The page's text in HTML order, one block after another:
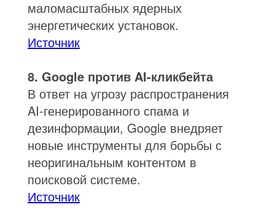
маломасштабных ядерных
энергетических установок.
Источник
8. Google против AI-кликбейта
В ответ на угрозу распространения
AI-генерированного спама и
дезинформации, Google внедряет
новые инструменты для борьбы с
неоригинальным контентом в
поисковой системе.
Источник